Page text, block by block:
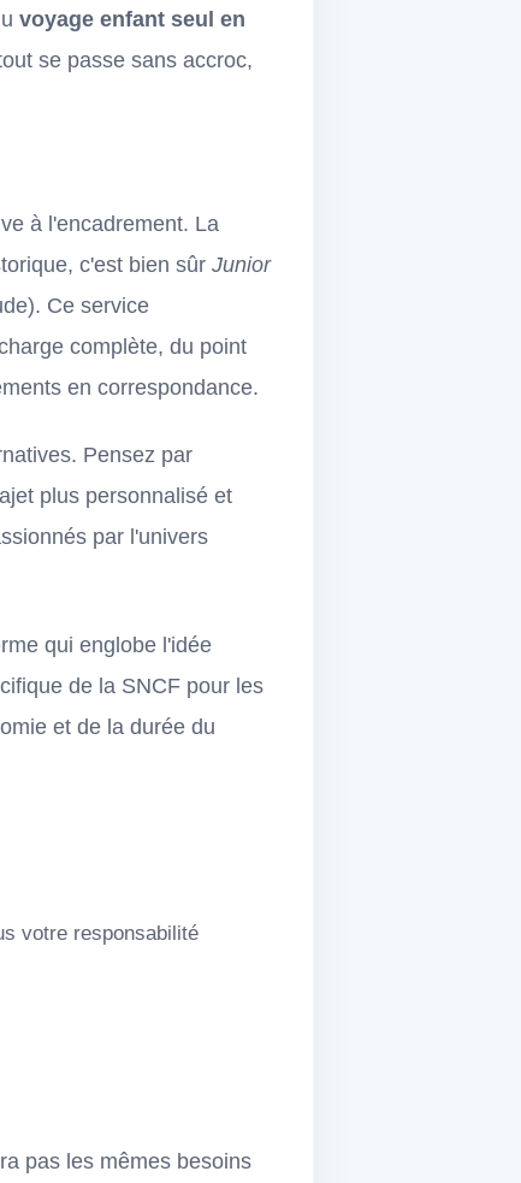
voyage enfant seul en
se passe sans accroc,
à l'encadrement. La
c'est bien sûr Junior
Ce service
complète, du point
en correspondance.
Pensez par
plus personnalisé et
par l'univers
qui englobe l'idée
de la SNCF pour les
et de la durée du
votre responsabilité
pas les mêmes besoins